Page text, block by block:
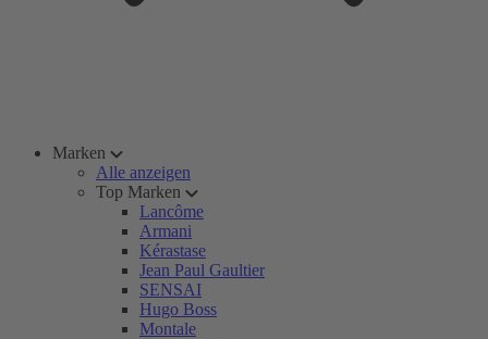
Marken
Alle anzeigen
Top Marken
Lancôme
Armani
Kérastase
Jean Paul Gaultier
SENSAI
Hugo Boss
Montale